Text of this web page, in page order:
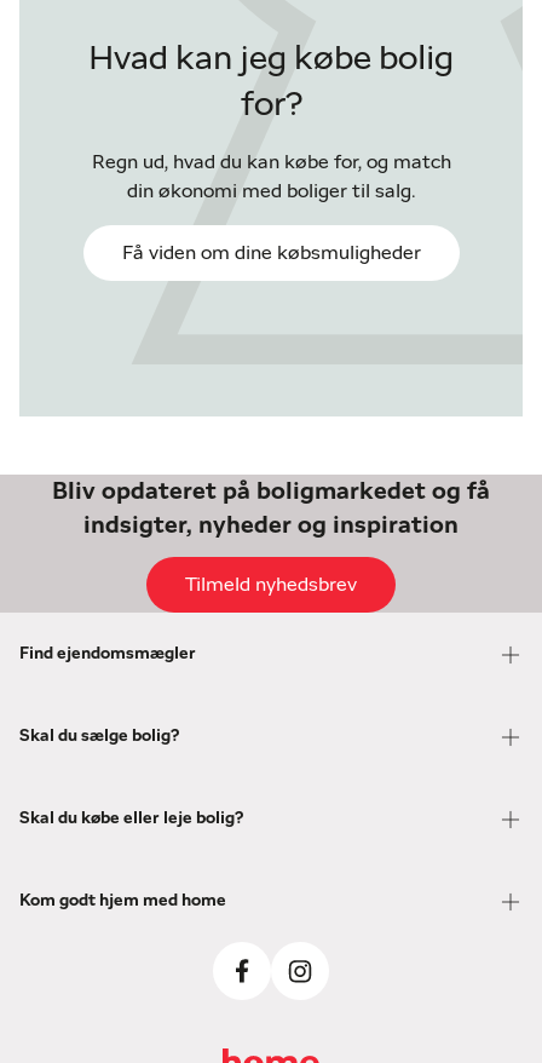
Hvad kan jeg købe bolig
for?
Regn ud, hvad du kan købe for, og match
din økonomi med boliger til salg.
Få viden om dine købsmuligheder
Bliv opdateret på boligmarkedet og få
indsigter, nyheder og inspiration
Tilmeld nyhedsbrev
Find ejendomsmægler
Skal du sælge bolig?
Skal du købe eller leje bolig?
Kom godt hjem med home